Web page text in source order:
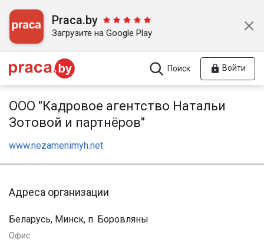
Praca.by
Загрузите на Google Play
Поиск Войти
ООО "Кадровое агентство Натальи
Зотовой и партнёров"
www.nezamenimyh.net
Адреса организации
Беларусь, Минск, п. Боровляны
Офис